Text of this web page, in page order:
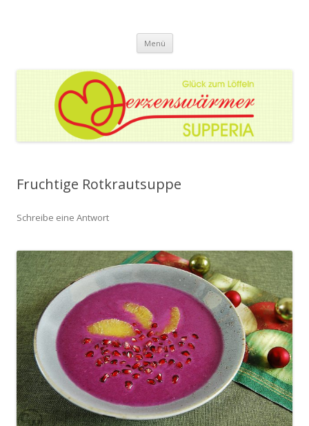
Menü Zum
springen
Fruchtige Rotkrautsuppe
Schreibe eine Antwort